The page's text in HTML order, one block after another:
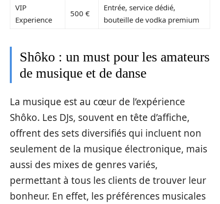
VIP
Experience
500 €
Entrée, service dédié,
bouteille de vodka premium
Shôko : un must pour les amateurs
de musique et de danse
La musique est au cœur de l’expérience
Shôko. Les DJs, souvent en tête d’affiche,
offrent des sets diversifiés qui incluent non
seulement de la musique électronique, mais
aussi des mixes de genres variés,
permettant à tous les clients de trouver leur
bonheur. En effet, les préférences musicales